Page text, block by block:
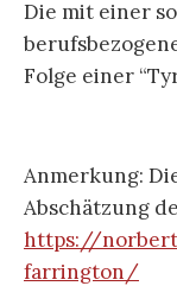
Die mit einer
Folge einer
Anmerkung:
Abschätzung
https://
farrington/